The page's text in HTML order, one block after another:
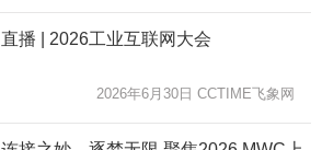
直播 | 2026工业互联网大会
2026年6月30日 CCTIME飞象网